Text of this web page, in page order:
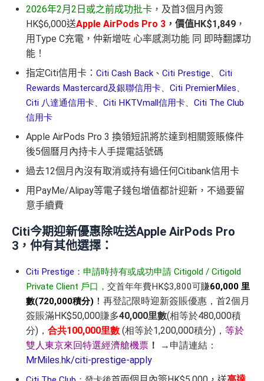
2026年2月2日或之前成功批卡 ，及首3個月內簽
HK$6,000送Apple AirPods Pro 3 ，價值HK$1,849 ，
用Type C充電，仲新增咗 心率感測功能 同 即時翻譯功
能！
指定Citi信用卡： Citi Cash Back 、 Citi Prestige、 Citi
Rewards Mastercard及銀聯信用卡、 Citi PremierMiles、
Citi 八達通信用卡、 Citi HKTVmall信用卡、 Citi The Club
信用卡
Apple AirPods Pro 3 換領短訊將於達到相關簽賬條件
後5個曆月內持卡人手提電話號碼
過去12個月內沒有取消或持有過任何Citibank信用卡
用PayMe/Alipay等電子錢包增值都計迎新，不過要留
意手續費
Citi今期迎新優惠除咗送Apple AirPods Pro
3，仲有其他選擇：
Citi Prestige ： 申請時持有或成功申請 Citigold / Citigold
Private Client 戶口， 交首年年費HK$3,800可賺60,000 里
數(720,000積分) ！ 再登記限時迎新簽賬優惠，首2個月
簽賬滿HK$50,000賺多40,000里數(相等於480,000積
分)， 合共100,000里數 (相等於1,200,000積分)， 等於
雙人東京來回特選經濟艙機票 ！
→申請連結：
MrMiles.hk/citi-prestige-apply